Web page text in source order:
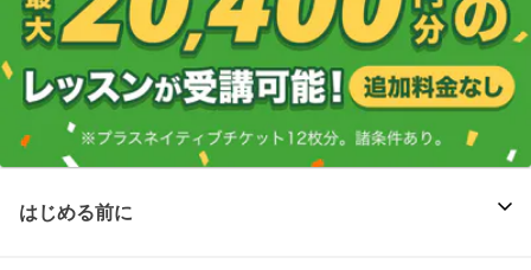
はじめる前に